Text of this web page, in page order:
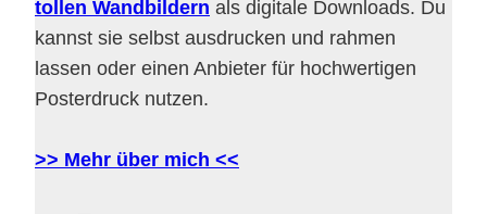
tollen Wandbildern als digitale Downloads. Du
kannst sie selbst ausdrucken und rahmen
lassen oder einen Anbieter für hochwertigen
Posterdruck nutzen.
>> Mehr über mich <<